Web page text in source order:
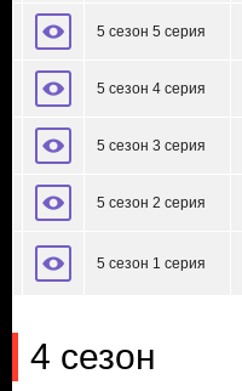
5 сезон 5 серия
5 сезон 4 серия
5 сезон 3 серия
5 сезон 2 серия
5 сезон 1 серия
4 сезон